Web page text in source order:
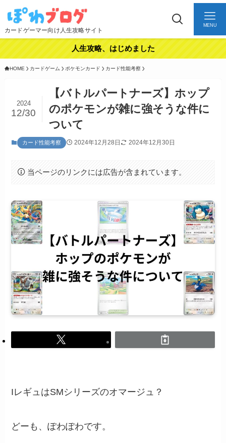
カードゲーマー向け人生攻略サイト
MENU
人生攻略、はじめました
HOME カードゲーム ポケモンカード カード性能考察
【バトルパートナーズ】ホップ
のポケモンが雑に強そうな件に
ついて
2024
12/30
カード性能考察 2024年12月28日 2024年12月30日
当ページのリンクには広告が含まれています。
IレギュはSMシリーズのオマージュ？
どーも、ぽわぽわです。